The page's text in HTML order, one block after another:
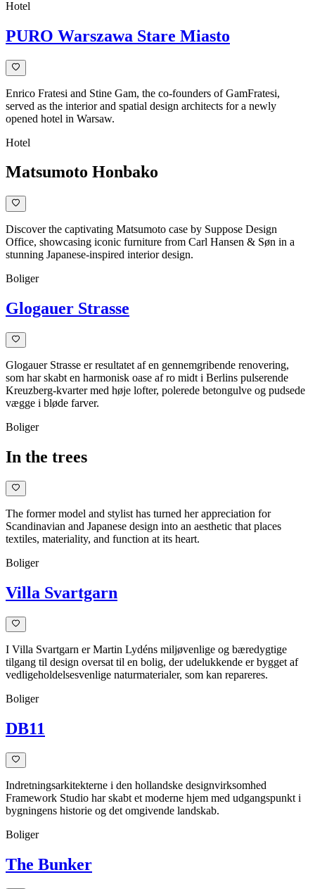
Hotel
PURO Warszawa Stare Miasto
Enrico Fratesi and Stine Gam, the co-founders of GamFratesi,
served as the interior and spatial design architects for a newly
opened hotel in Warsaw.
Hotel
Matsumoto Honbako
Discover the captivating Matsumoto case by Suppose Design
Office, showcasing iconic furniture from Carl Hansen & Søn in a
stunning Japanese-inspired interior design.
Boliger
Glogauer Strasse
Glogauer Strasse er resultatet af en gennemgribende renovering,
som har skabt en harmonisk oase af ro midt i Berlins pulserende
Kreuzberg-kvarter med høje lofter, polerede betongulve og pudsede
vægge i bløde farver.
Boliger
In the trees
The former model and stylist has turned her appreciation for
Scandinavian and Japanese design into an aesthetic that places
textiles, materiality, and function at its heart.
Boliger
Villa Svartgarn
I Villa Svartgarn er Martin Lydéns miljøvenlige og bæredygtige
tilgang til design oversat til en bolig, der udelukkende er bygget af
vedligeholdelsesvenlige naturmaterialer, som kan repareres.
Boliger
DB11
Indretningsarkitekterne i den hollandske designvirksomhed
Framework Studio har skabt et moderne hjem med udgangspunkt i
bygningens historie og det omgivende landskab.
Boliger
The Bunker